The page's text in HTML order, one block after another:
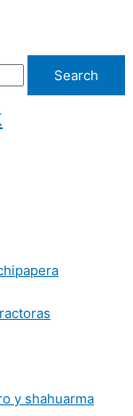
Search
y shahuarma